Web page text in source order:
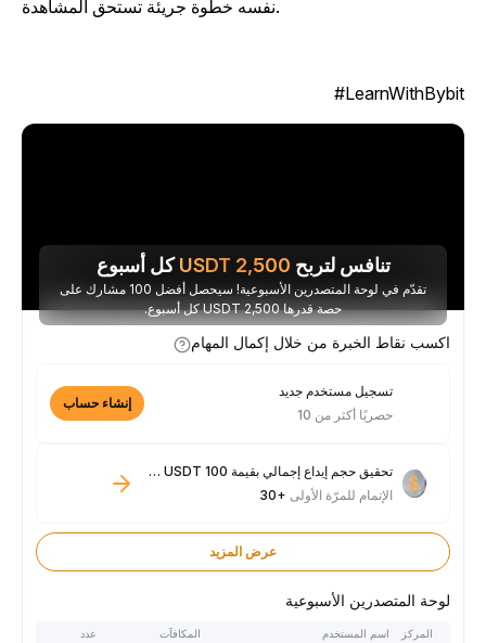
تنافس لتربح 2,500
USDTكل أسبوع
تقدّم في لوحة المتصدرين الأسبوعية! سيحصل أفضل 100 مشارك على
حصة قدرها 2,500 USDT كل أسبوع.
اكسب نقاط الخبرة من خلال إكمال المهام
تسجيل مستخدم جديد
حصريًا أكثر من 10
إنشاء حساب
تحقيق حجم إيداع إجمالي بقيمة 100 USDT فأكثر
الإتمام للمرّة الأولى+30
عرض المزيد
لوحة المتصدرين الأسبوعية
المركز اسم المستخدم المكافآت